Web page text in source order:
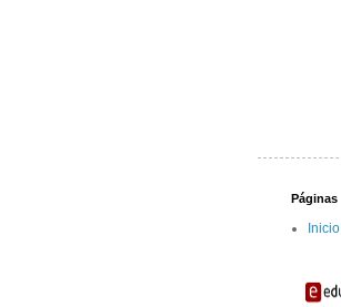
Páginas
Inicio